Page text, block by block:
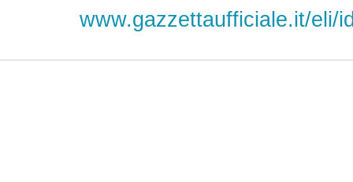
www.gazzettaufficiale.it/eli/